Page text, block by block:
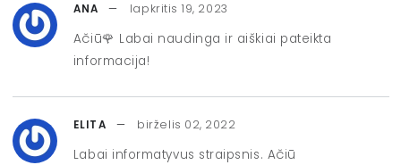
ANA lapkritis 19, 2023
Ačiū🌹 Labai naudinga ir aiškiai pateikta
informacija!
ELITA birželis 02, 2022
Labai informatyvus straipsnis. Ačiū